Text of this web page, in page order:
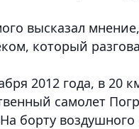
высказал
который
2012 года, в 20
самолет
борту